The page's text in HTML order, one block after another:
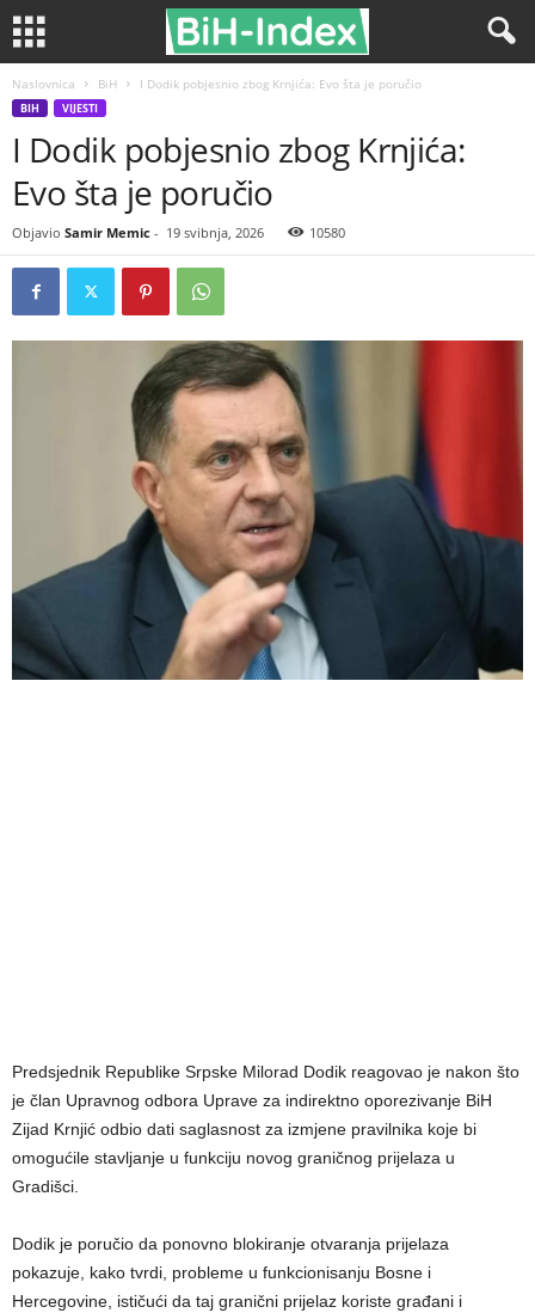
Naslovnica BiH I Dodik pobjesnio zbog Krnjića: Evo šta je poručio
BIH VIJESTI
I Dodik pobjesnio zbog Krnjića:
Evo šta je poručio
Objavio Samir Memic - 19 svibnja, 2026 10580
Predsjednik Republike Srpske Milorad Dodik reagovao je nakon što
je član Upravnog odbora Uprave za indirektno oporezivanje BiH
Zijad Krnjić odbio dati saglasnost za izmjene pravilnika koje bi
omogućile stavljanje u funkciju novog graničnog prijelaza u
Gradišci.
Dodik je poručio da ponovno blokiranje otvaranja prijelaza
pokazuje, kako tvrdi, probleme u funkcionisanju Bosne i
Hercegovine, ističući da taj granični prijelaz koriste građani i